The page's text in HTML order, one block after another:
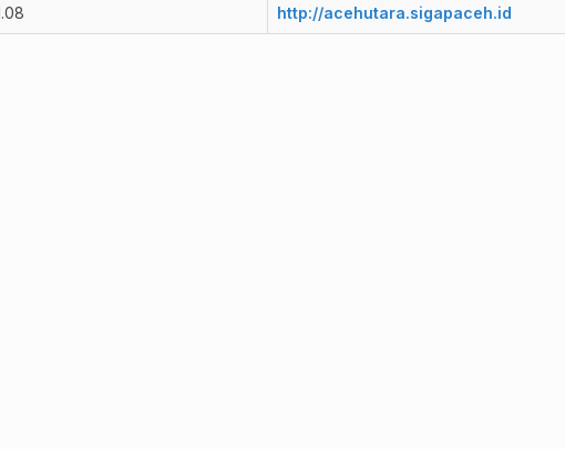
http://acehutara.sigapaceh.id